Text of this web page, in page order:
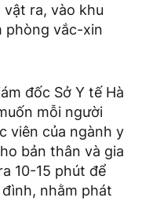
ra, vào khu
phòng vắc-xin
đốc Sở Y tế Hà
mỗi người
viên của ngành y
bản thân và gia
10-15 phút để
nhằm phát